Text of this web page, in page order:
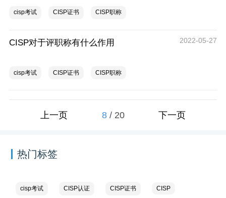
cisp考试 CISP证书 CISP职称
CISP对于评职称有什么作用 2022-05-27
cisp考试 CISP证书 CISP职称
上一页 8 / 20 下一页
热门标签
cisp考试 CISP认证 CISP证书 CISP